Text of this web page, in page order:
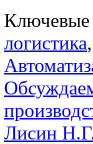
Ключевые
логистика,
Лисин